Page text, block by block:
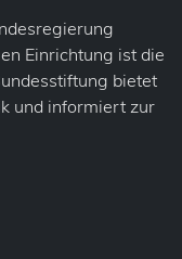
Einrichtung ist die
bietet
und informiert zur